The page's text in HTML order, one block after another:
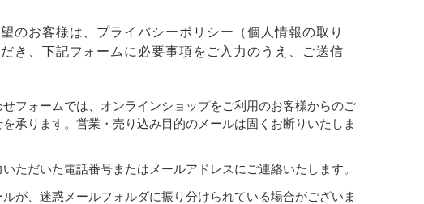
のお客様は、 プライバシーポリシー （個人情報の取り
き、下記フォームに必要事項をご入力のうえ、ご送信
フォームでは、オンラインショップをご利用のお客様からのご
承ります。営業・売り込み目的のメールは固くお断りいたしま
ただいた電話番号またはメールアドレスにご連絡いたします。
が、迷惑メールフォルダに振り分けられている場合がございま